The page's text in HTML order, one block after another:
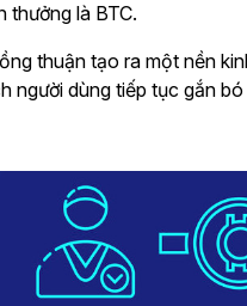
thưởng là BTC.
thuận tạo ra một nền
người dùng tiếp tục gắn